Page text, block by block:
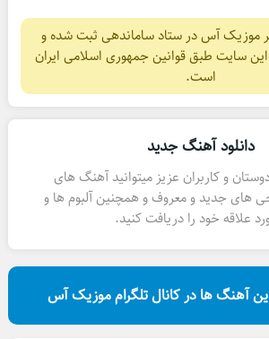
موزیک آس در ستاد ساماندهی ثبت شده و
سایت طبق قوانین جمهوری اسلامی ایران
است.
دانلود آهنگ جدید
و کاربران عزیز میتوانید آهنگ های
های جدید و معروف و همچنین آلبوم ها و
علاقه خود را دریافت کنید.
آهنگ ها در کانال تلگرام موزیک آس